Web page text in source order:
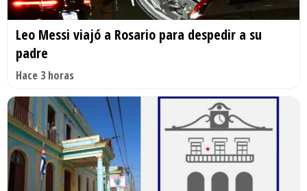
Leo Messi viajó a Rosario para despedir a su
padre
Hace 3 horas